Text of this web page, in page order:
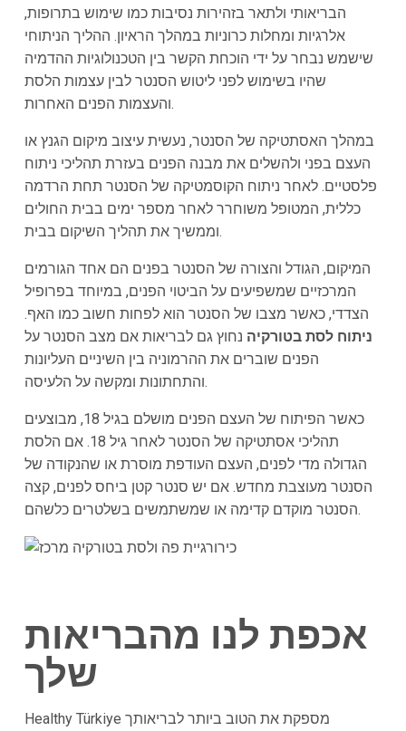
הבריאותי ולתאר בזהירות נסיבות כמו שימוש בתרופות,
אלרגיות ומחלות כרוניות במהלך הראיון. ההליך הניתוחי
שישמש נבחר על ידי הוכחת הקשר בין הטכנולוגיות ההדמיה
שהיו בשימוש לפני ליטוש הסנטר לבין עצמות הלסת
והעצמות הפנים האחרות.
במהלך האסתטיקה של הסנטר, נעשית עיצוב מיקום הגנץ או
העצם בפני ולהשלים את מבנה הפנים בעזרת תהליכי ניתוח
פלסטיים. לאחר ניתוח הקוסמטיקה של הסנטר תחת הרדמה
כללית, המטופל משוחרר לאחר מספר ימים בבית החולים
וממשיך את תהליך השיקום בבית.
המיקום, הגודל והצורה של הסנטר בפנים הם אחד הגורמים
המרכזיים שמשפיעים על הביטוי הפנים, במיוחד בפרופיל
הצדדי, כאשר מצבו של הסנטר הוא לפחות חשוב כמו האף.
ניתוח לסת בטורקיה נחוץ גם לבריאות אם מצב הסנטר על
הפנים שוברים את ההרמוניה בין השיניים העליונות
והתחתונות ומקשה על הלעיסה.
כאשר הפיתוח של העצם הפנים מושלם בגיל 18, מבוצעים
תהליכי אסתטיקה של הסנטר לאחר גיל 18. אם הלסת
הגדולה מדי לפנים, העצם העודפת מוסרת או שהנקודה של
הסנטר מעוצבת מחדש. אם יש סנטר קטן ביחס לפנים, קצה
הסנטר מוקדם קדימה או שמשתמשים בשלטרים כלשהם.
אכפת לנו מהבריאות
שלך
Healthy Türkiye מספקת את הטוב ביותר לבריאותך